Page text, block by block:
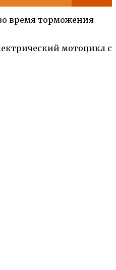
время торможения
мотоцикл с